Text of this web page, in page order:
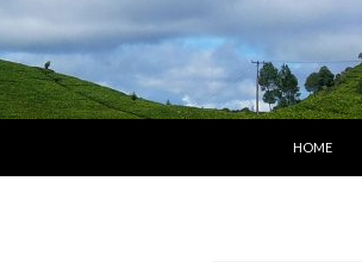
HOME